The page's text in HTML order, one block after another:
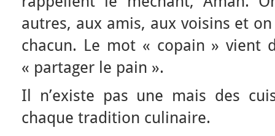
autres, aux amis, aux voisins et
chacun. Le mot « copain » vient
« partager le pain ».
Il n’existe pas une mais des
chaque tradition culinaire.